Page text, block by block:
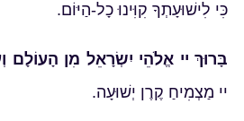
כִּי לִישׁוּעָתְךָ קִוִּינוּ כָל-הַיּוֹם.
בָּרוּךְ יי אֱלֹהֵי יִשְׂרָאֵל מִן הָעוֹלָם
יי מַצְמִיחַ קֶרֶן יְשׁוּעָה.